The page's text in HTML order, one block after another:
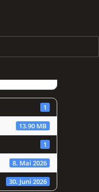
this page
1
13.90 MB
1
8. Mai 2026
30. Juni 2026